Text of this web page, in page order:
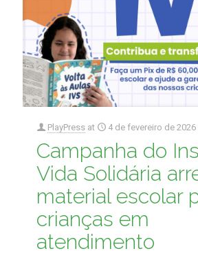
PlayPress at 4 de fevereiro de 2026
Campanha do
Vida Solidária
material escolar
crianças em
atendimento